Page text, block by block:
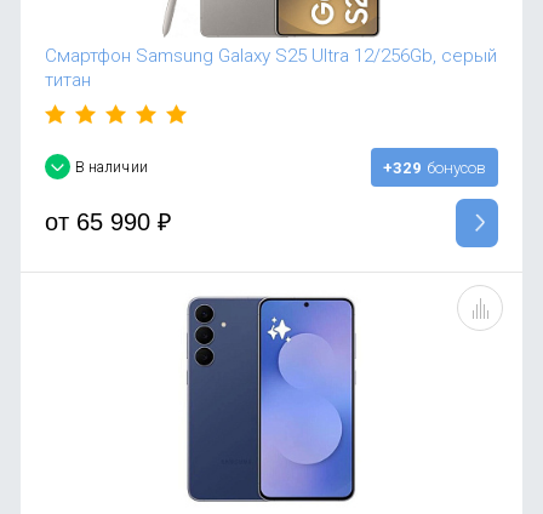
Смартфон Samsung Galaxy S25 Ultra 12/256Gb, серый
титан
В наличии +329 бонусов
от65 990 ₽